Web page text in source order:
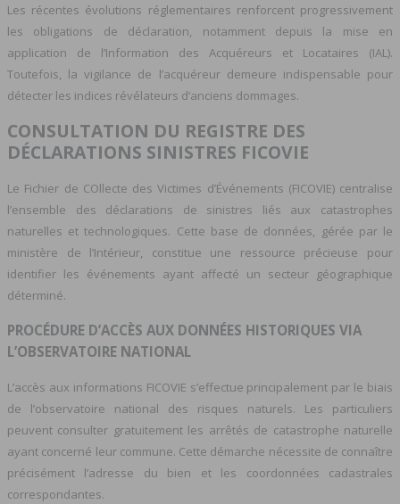
Les récentes évolutions réglementaires renforcent progressivement
les obligations de déclaration, notamment depuis la mise en
application de l’Information des Acquéreurs et Locataires (IAL).
Toutefois, la vigilance de l’acquéreur demeure indispensable pour
détecter les indices révélateurs d’anciens dommages.
CONSULTATION DU REGISTRE DES
DÉCLARATIONS SINISTRES FICOVIE
Le Fichier de COllecte des Victimes d’Événements (FICOVIE) centralise
l’ensemble des déclarations de sinistres liés aux catastrophes
naturelles et technologiques. Cette base de données, gérée par le
ministère de l’Intérieur, constitue une ressource précieuse pour
identifier les événements ayant affecté un secteur géographique
déterminé.
PROCÉDURE D’ACCÈS AUX DONNÉES HISTORIQUES VIA
L’OBSERVATOIRE NATIONAL
L’accès aux informations FICOVIE s’effectue principalement par le biais
de l’observatoire national des risques naturels. Les particuliers
peuvent consulter gratuitement les arrêtés de catastrophe naturelle
ayant concerné leur commune. Cette démarche nécessite de connaître
précisément l’adresse du bien et les coordonnées cadastrales
correspondantes.